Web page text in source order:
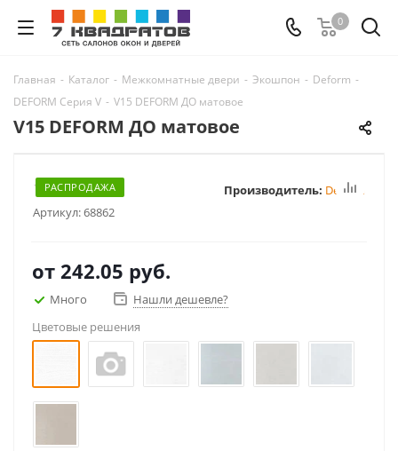
0
Главная - Каталог - Межкомнатные двери - Экошпон - Deform -
DEFORM Серия V - V15 DEFORM ДО матовое
V15 DEFORM ДО матовое
РАСПРОДАЖА
Артикул:68862
Производитель: Deform
от 242.05 руб.
Много
Нашли дешевле?
Цветовые решения